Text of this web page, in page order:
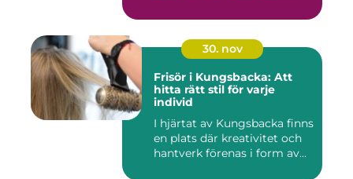
30. nov
Frisör i Kungsbacka: Att
hitta rätt stil för varje
individ
I hjärtat av Kungsbacka finns
en plats där kreativitet och
hantverk förenas i form av...